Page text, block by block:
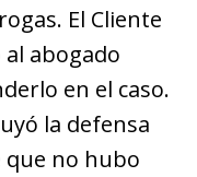
El Cliente
abogado
en el caso.
la defensa
que no hubo